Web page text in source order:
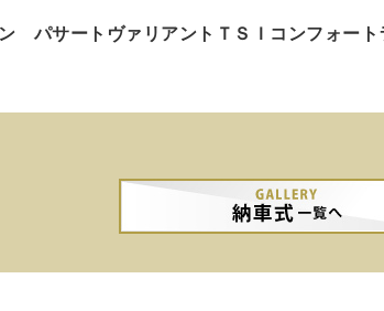
パサートヴァリアントＴＳＩコンフォー